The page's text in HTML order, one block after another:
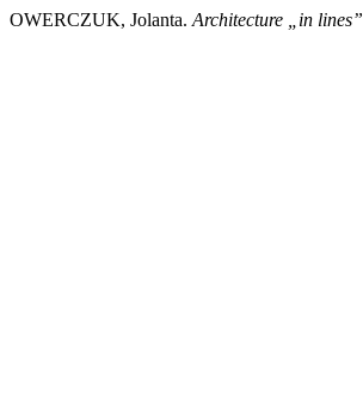
OWERCZUK, Jolanta. Architecture „in lines”